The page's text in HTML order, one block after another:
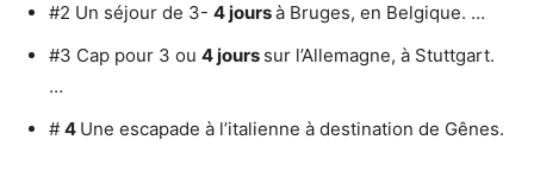
#2 Un séjour de 3- 4 joursà Bruges, en Belgique. …
#3 Cap pour 3 ou 4 jours sur l’Allemagne, à Stuttgart.
…
#4 Une escapade à l’italienne à destination de Gênes.